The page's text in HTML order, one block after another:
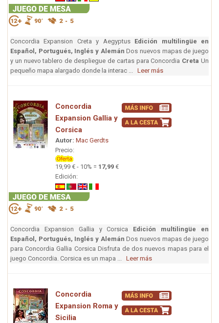
Concordia Expansion Creta y Aegyptus Edición multilingüe en
Español, Portugués, Inglés y Alemán Dos nuevos mapas de juego
y un nuevo tablero de despliegue de cartas para Concordia Creta Un
pequeño mapa alargado donde la interac ... Leer más
Concordia
Expansion Gallia y
Corsica
Autor: Mac Gerdts
Precio:
19,99 € - 10% = 17,99 €
Edición:
Concordia Expansion Gallia y Corsica Edición multilingüe en
Español, Portugués, Inglés y Alemán Dos nuevos mapas de juego
para Concordia Gallia Corsica Disfruta de dos nuevos mapas para el
juego Concordia. Corsica es un mapa ... Leer más
Concordia
Expansion Roma y
Sicilia